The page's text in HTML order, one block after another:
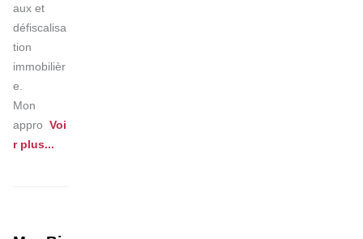
aux et
défiscalisa
tion
immobilièr
e.
Mon
appro Voi
r plus...